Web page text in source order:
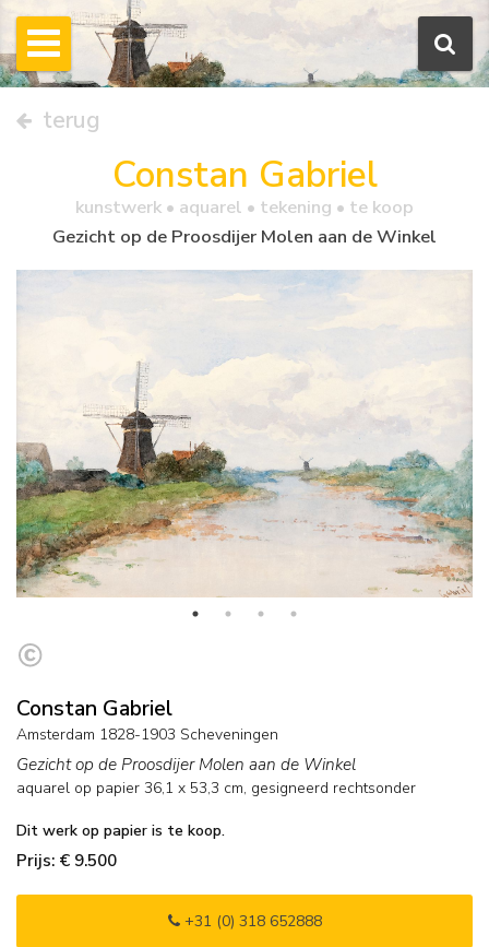
terug
Constan Gabriel
kunstwerk • aquarel • tekening • te koop
Gezicht op de Proosdijer Molen aan de Winkel
Constan Gabriel
Amsterdam 1828-1903 Scheveningen
Gezicht op de Proosdijer Molen aan de Winkel
aquarel op papier 36,1 x 53,3 cm, gesigneerd rechtsonder
Dit werk op papier is te koop.
Prijs: € 9.500
+31 (0) 318 652888